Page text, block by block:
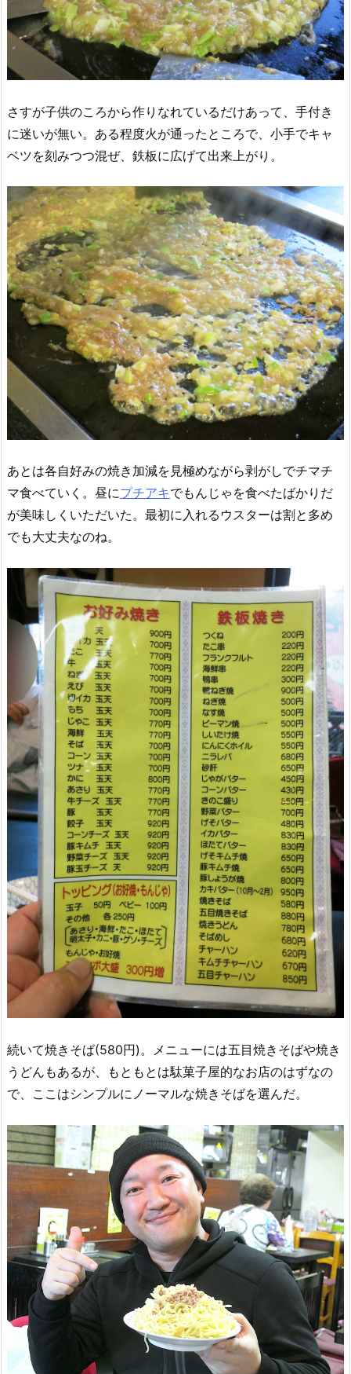
さすが子供のころから作りなれているだけあって、手付き
に迷いが無い。ある程度火が通ったところで、小手でキャ
ベツを刻みつつ混ぜ、鉄板に広げて出来上がり。
あとは各自好みの焼き加減を見極めながら剥がしでチマチ
マ食べていく。昼にプチアキでもんじゃを食べたばかりだ
が美味しくいただいた。最初に入れるウスターは割と多め
でも大丈夫なのね。
続いて焼きそば(580円)。メニューには五目焼きそばや焼き
うどんもあるが、もともとは駄菓子屋的なお店のはずなの
で、ここはシンプルにノーマルな焼きそばを選んだ。